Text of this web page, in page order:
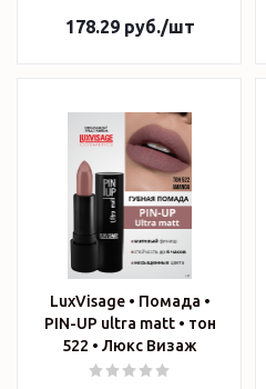
178.29руб./шт
LuxVisage • Помада •
PIN-UP ultra matt • тон
522 • Люкс Визаж